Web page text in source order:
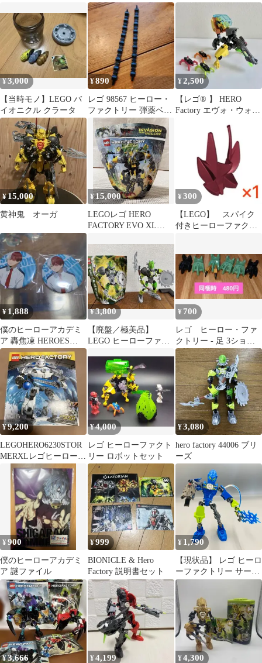
¥3,000
【当時モノ】LEGO バ
イオニクル クラータ
¥890
レゴ 98567 ヒーロー・
ファクトリー 弾薬ベル
ト 2本
¥2,500
【レゴ® 】 HERO
Factory エヴォ・ウォー
¥15,000
黄神鬼 オーガ
¥15,000
LEGOレゴ HERO
FACTORY EVO XL
¥ 300
【LEGO】 スパイク
付きヒーローファクト
¥ 1,888
僕のヒーローアカデミ
ア 轟焦凍 HEROES
NAP トレーディング 缶
バッジ
¥3,800
【廃盤／極美品】
LEGO ヒーローファク
BREEZ
¥ 700
レゴ ヒーロー・ファ
クトリー - 足 3ショー
トクロウ 15976 6個
¥9,200
LEGOHERO6230STOR
MERXLレゴヒーローフ
ァクトリーストーマー
¥4,000
レゴ ヒーローファクト
リー ロボットセット
¥3,080
hero factory 44006 ブリ
ーズ
¥900
僕のヒーローアカデミ
ア 謎ファイル
¥999
BIONICLE & Hero
Factory 説明書セット
¥ 1,790
【現状品】 レゴ ヒーロ
ーファクトリー サージ
(Surge)（6217） レゴ
LEGO
¥3,666 ¥4,199 ¥4,300